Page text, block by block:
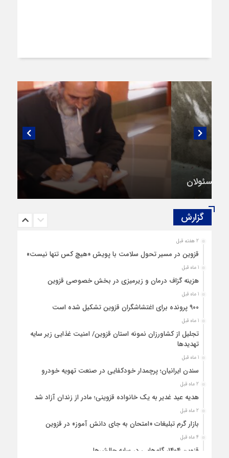
گفتگویی منتشر نشده با پروفسور اهرنجانی،
صاحب نظریه سه‌ شاخگی (۳C)
گزارش‌
2 هفته قبل
قزوین در مسیر تحول سلامت با پویش «هیچ‌ کس تنها نیست»
1 ماه قبل
هزینه‌ گزاف درمان و زیرمیزی در بخش خصوصی قزوین
1 ماه قبل
۹۰۰ پرونده برای اغتشاشگران قزوین تشکیل شده است
1 ماه قبل
تجلیل از کشاورزان نمونه استان قزوین/ امنیت غذایی زیر سایه
تهدیدها
1 ماه قبل
سندن ایرانیان؛ پرچمدار خودکفایی در صنعت تهویه خودرو
2 ماه قبل
هدیه عید غدیر به یک خانواده قزوینی؛ مادر از زندان آزاد شد
2 ماه قبل
بازار گرم تبلیغات «امتحان به جای دانش‌ آموز» در قزوین
4 ماه قبل
قزوین ۱۴۰۴، گام‌هایی در سایه چالش‌ها